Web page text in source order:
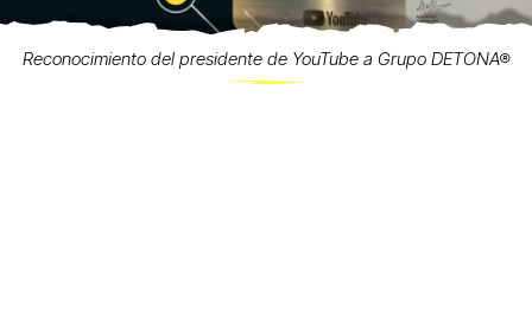
Reconocimiento del presidente de YouTube a Grupo DETONA®